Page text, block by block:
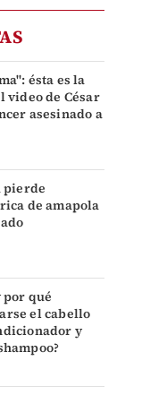
ésta es la
video de César
asesinado a
pierde
de amapola
por qué
el cabello
y